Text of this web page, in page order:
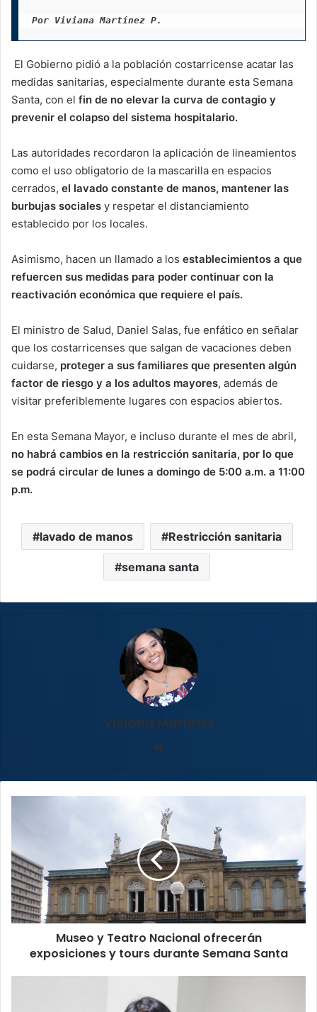
Por Viviana Martínez P.
El Gobierno pidió a la población costarricense acatar las
medidas sanitarias, especialmente durante esta Semana
Santa, con el fin de no elevar la curva de contagio y
prevenir el colapso del sistema hospitalario.
Las autoridades recordaron la aplicación de lineamientos
como el uso obligatorio de la mascarilla en espacios
cerrados, el lavado constante de manos, mantener las
burbujas sociales y respetar el distanciamiento
establecido por los locales.
Asimismo, hacen un llamado a los establecimientos a que
refuercen sus medidas para poder continuar con la
reactivación económica que requiere el país.
El ministro de Salud, Daniel Salas, fue enfático en señalar
que los costarricenses que salgan de vacaciones deben
cuidarse, proteger a sus familiares que presenten algún
factor de riesgo y a los adultos mayores, además de
visitar preferiblemente lugares con espacios abiertos.
En esta Semana Mayor, e incluso durante el mes de abril,
no habrá cambios en la restricción sanitaria, por lo que
se podrá circular de lunes a domingo de 5:00 a.m. a 11:00
p.m.
lavado de manos Restricción sanitaria
semana santa
Viviana Martinez
ofrecerán
exposiciones
y
tours
durante
Santa
Museo y Teatro Nacional ofrecerán
exposiciones y tours durante Semana Santa